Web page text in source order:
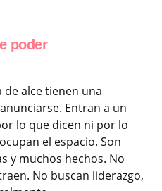
poder
de alce tienen una
Entran a un
lo que dicen ni por lo
el espacio. Son
y muchos hechos. No
No buscan liderazgo,